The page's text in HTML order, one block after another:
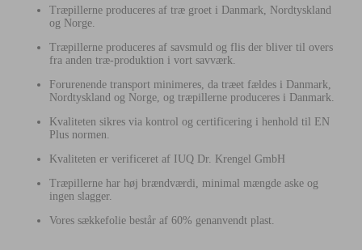
Træpillerne produceres af træ groet i Danmark, Nordtyskland
og Norge.
Træpillerne produceres af savsmuld og flis der bliver til overs
fra anden træ-produktion i vort savværk.
Forurenende transport minimeres, da træet fældes i Danmark,
Nordtyskland og Norge, og træpillerne produceres i Danmark.
Kvaliteten sikres via kontrol og certificering i henhold til EN
Plus normen.
Kvaliteten er verificeret af IUQ Dr. Krengel GmbH
Træpillerne har høj brændværdi, minimal mængde aske og
ingen slagger.
Vores sækkefolie består af 60% genanvendt plast.